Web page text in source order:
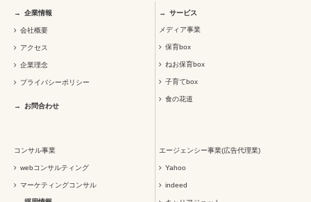
企業情報
会社概要
アクセス
企業理念
プライバシーポリシー
お問合わせ
サービス
メディア事業
保育box
ねお保育box
子育てbox
食の花道
コンサル事業
webコンサルティング
マーケティングコンサル
エージェンシー事業(広告代理業)
Yahoo
indeed